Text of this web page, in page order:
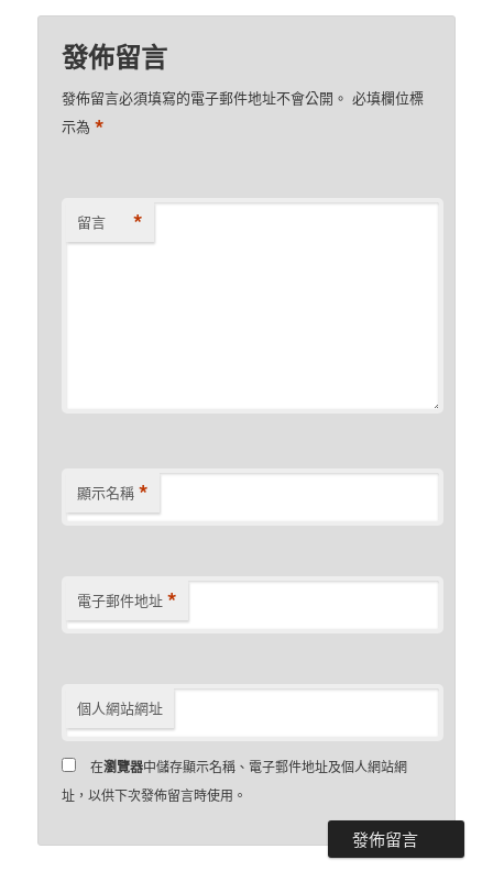
發佈留言
發佈留言必須填寫的電子郵件地址不會公開。 必填欄位標
示為*
留言 *
顯示名稱 *
電子郵件地址 *
個人網站網址
在瀏覽器中儲存顯示名稱、電子郵件地址及個人網站網
址，以供下次發佈留言時使用。